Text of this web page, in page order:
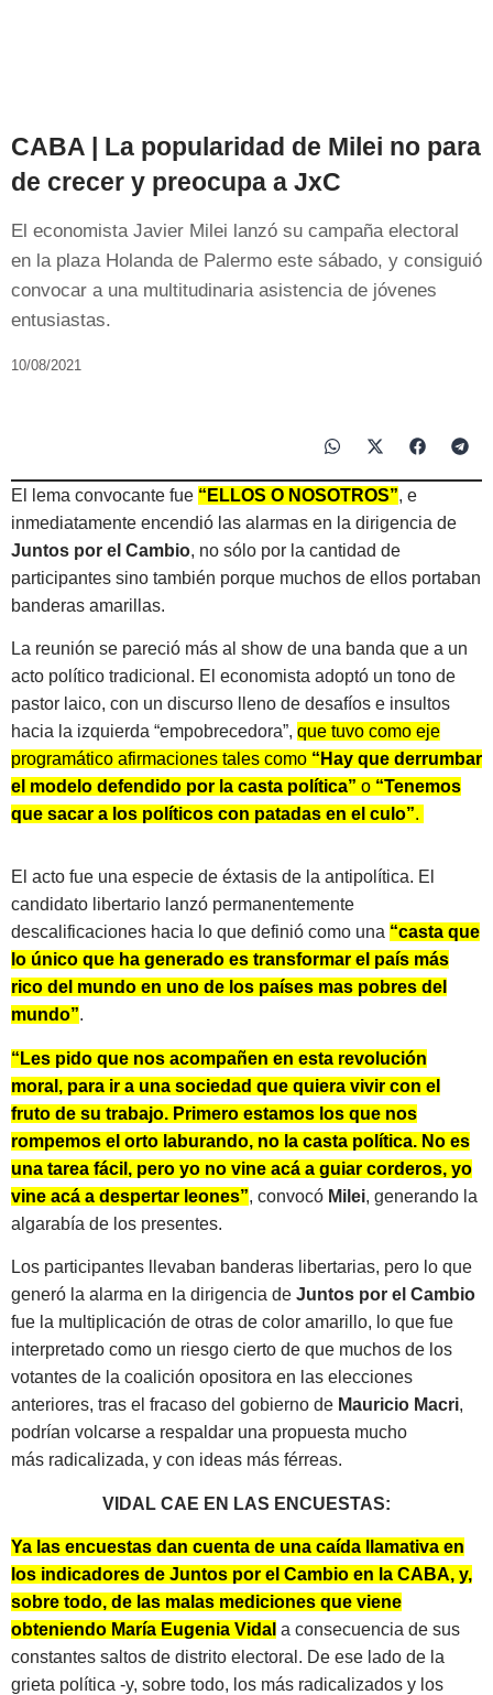
CABA | La popularidad de Milei no para
de crecer y preocupa a JxC
El economista Javier Milei lanzó su campaña electoral
en la plaza Holanda de Palermo este sábado, y consiguió
convocar a una multitudinaria asistencia de jóvenes
entusiastas.
10/08/2021
El lema convocante fue “ELLOS O NOSOTROS”, e
inmediatamente encendió las alarmas en la dirigencia de
Juntos por el Cambio, no sólo por la cantidad de
participantes sino también porque muchos de ellos portaban
banderas amarillas.
La reunión se pareció más al show de una banda que a un
acto político tradicional. El economista adoptó un tono de
pastor laico, con un discurso lleno de desafíos e insultos
hacia la izquierda “empobrecedora”, que tuvo como eje
programático afirmaciones tales como “Hay que derrumbar
el modelo defendido por la casta política” o “Tenemos
que sacar a los políticos con patadas en el culo”.
El acto fue una especie de éxtasis de la antipolítica. El
candidato libertario lanzó permanentemente
descalificaciones hacia lo que definió como una “casta que
lo único que ha generado es transformar el país más
rico del mundo en uno de los países mas pobres del
mundo”.
“Les pido que nos acompañen en esta revolución
moral, para ir a una sociedad que quiera vivir con el
fruto de su trabajo. Primero estamos los que nos
rompemos el orto laburando, no la casta política. No es
una tarea fácil, pero yo no vine acá a guiar corderos, yo
vine acá a despertar leones”, convocó Milei, generando la
algarabía de los presentes.
Los participantes llevaban banderas libertarias, pero lo que
generó la alarma en la dirigencia de Juntos por el Cambio
fue la multiplicación de otras de color amarillo, lo que fue
interpretado como un riesgo cierto de que muchos de los
votantes de la coalición opositora en las elecciones
anteriores, tras el fracaso del gobierno de Mauricio Macri,
podrían volcarse a respaldar una propuesta mucho
más radicalizada, y con ideas más férreas.
VIDAL CAE EN LAS ENCUESTAS:
Ya las encuestas dan cuenta de una caída llamativa en
los indicadores de Juntos por el Cambio en la CABA, y,
sobre todo, de las malas mediciones que viene
obteniendo María Eugenia Vidal a consecuencia de sus
constantes saltos de distrito electoral. De ese lado de la
grieta política -y, sobre todo, los más radicalizados y los